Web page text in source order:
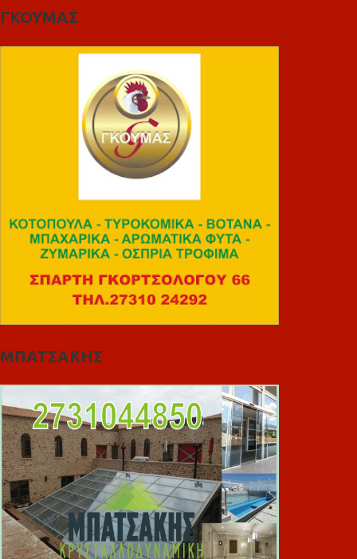
ΓΚΟΥΜΑΣ
ΜΠΑΤΣΑΚΗΣ